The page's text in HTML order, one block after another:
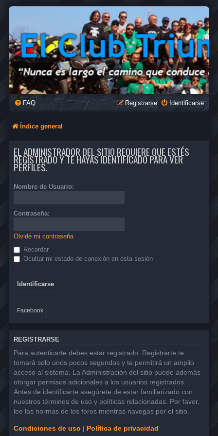
FAQ Identificarse
Registrarse
Índice general
EL ADMINISTRADOR DEL SITIO REQUIERE QUE ESTÉS
REGISTRADO Y TE HAYAS IDENTIFICADO PARA VER
PERFILES.
Nombre de Usuario:
Contraseña:
Olvidé mi contraseña
Recordar
Ocultar mi estado de conexión en esta sesión
Facebook
REGISTRARSE
Para autenticarte debes estar registrado. Registrarte te
tomará solo unos pocos segundos y te permitirá un amplio
acceso al sistema. La Administración del sitio puede además
otorgar permisos adicionales a los usuarios registrados.
Antes de identificarte asegúrete de estar familiarizado con
nuestros términos de uso y políticas relacionadas. Por favor,
lee las normas de los foros mientras navegas por el sitio.
Condiciones de uso | Política de privacidad